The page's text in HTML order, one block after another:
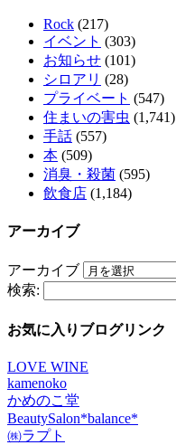
Rock (217)
イベント (303)
お知らせ (101)
シロアリ (28)
プライベート (547)
住まいの害虫 (1,741)
手話 (557)
本 (509)
消臭・殺菌 (595)
飲食店 (1,184)
アーカイブ
アーカイブ
検索:
お気に入りブログリンク
LOVE WINE
kamenoko
かめのこ堂
BeautySalon*balance*
㈱ラプト